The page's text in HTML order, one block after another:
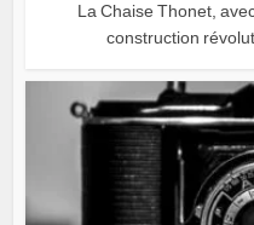
La Chaise Thonet,
construction